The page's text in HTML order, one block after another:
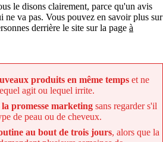
le disons clairement, parce qu'un avis
ne va pas. Vous pouvez en savoir plus sur
derrière le site sur la page à
produits en même temps et ne
agit ou lequel irrite.
promesse marketing sans regarder s'il
de peau ou de cheveux.
au bout de trois jours, alors que la